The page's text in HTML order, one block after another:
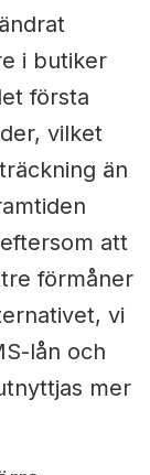
i butiker
första
vilket
än
att
förmåner
vi
lån och
mer